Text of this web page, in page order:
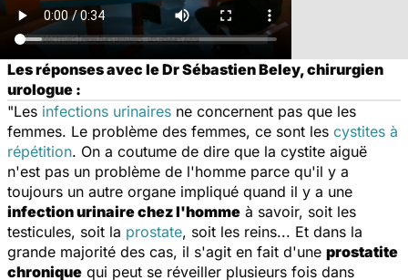
Les réponses avec le Dr Sébastien Beley, chirurgien
urologue :
"Les infections urinaires ne concernent pas que les
femmes. Le problème des femmes, ce sont les cystites à
répétition. On a coutume de dire que la cystite aiguë
n'est pas un problème de l'homme parce qu'il y a
toujours un autre organe impliqué quand il y a une
infection urinaire chez l'homme à savoir, soit les
testicules, soit la prostate, soit les reins... Et dans la
grande majorité des cas, il s'agit en fait d'une prostatite
chronique qui peut se réveiller plusieurs fois dans